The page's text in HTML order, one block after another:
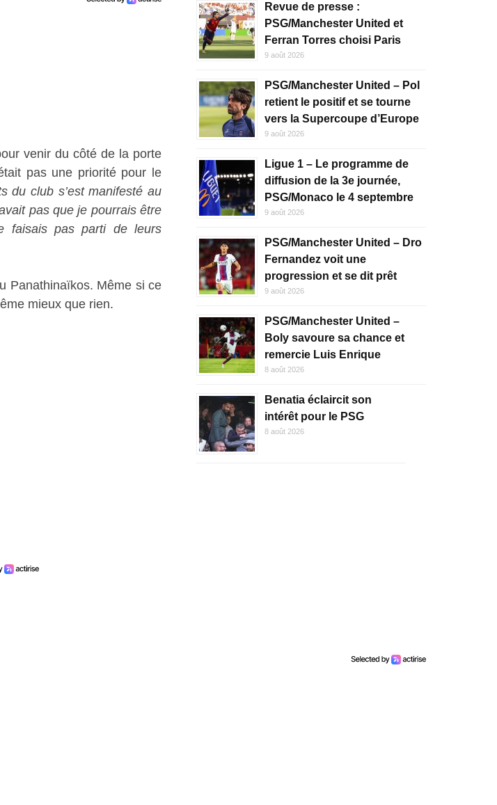
venir du côté de la porte
pas une priorité pour le
du club s’est manifesté au
pas que je pourrais être
faisais pas parti de leurs
Panathinaïkos. Même si ce
mieux que rien.
Revue de presse :
PSG/Manchester United et
Ferran Torres choisi Paris
9 août 2026
PSG/Manchester United – Pol
retient le positif et se tourne
vers la Supercoupe d’Europe
9 août 2026
Ligue 1 – Le programme de
diffusion de la 3e journée,
PSG/Monaco le 4 septembre
9 août 2026
PSG/Manchester United – Dro
Fernandez voit une
progression et se dit prêt
9 août 2026
PSG/Manchester United –
Boly savoure sa chance et
remercie Luis Enrique
8 août 2026
Benatia éclaircit son
intérêt pour le PSG
8 août 2026